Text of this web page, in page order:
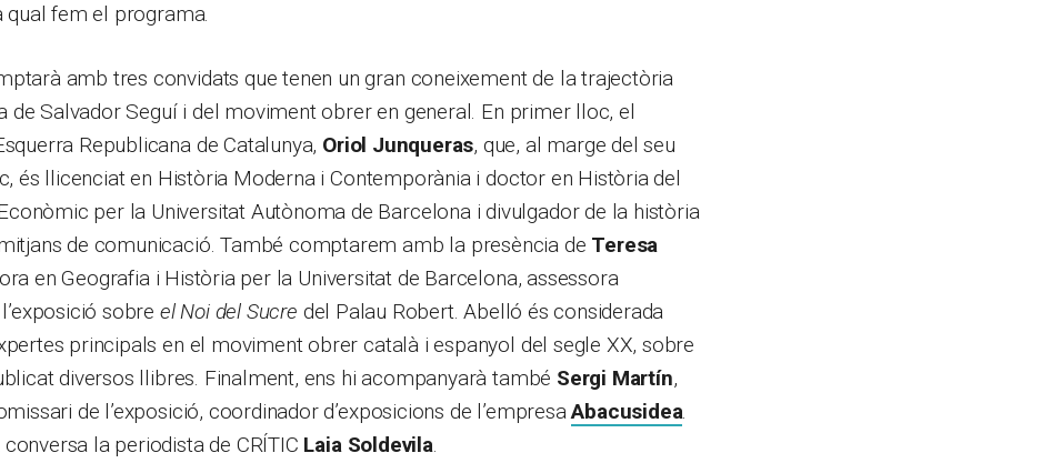
qual fem el programa.
amb tres convidats que tenen un gran coneixement de la trajectòria
de Salvador Seguí i del moviment obrer en general. En primer lloc, el
Republicana de Catalunya, Oriol Junqueras, que, al marge del seu
és llicenciat en Història Moderna i Contemporània i doctor en Història del
per la Universitat Autònoma de Barcelona i divulgador de la història
de comunicació. També comptarem amb la presència de Teresa
en Geografia i Història per la Universitat de Barcelona, assessora
sobre el Noi del Sucre del Palau Robert. Abelló és considerada
principals en el moviment obrer català i espanyol del segle XX, sobre
diversos llibres. Finalment, ens hi acompanyarà també Sergi Martín,
de l’exposició, coordinador d’exposicions de l’empresaAbacusidea.
la periodista de CRÍTIC Laia Soldevila.